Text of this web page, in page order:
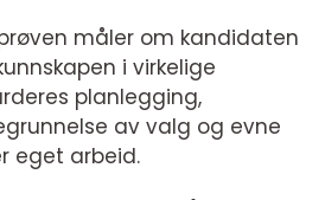
måler om kandidaten
i virkelige
planlegging,
av valg og evne
eget arbeid.